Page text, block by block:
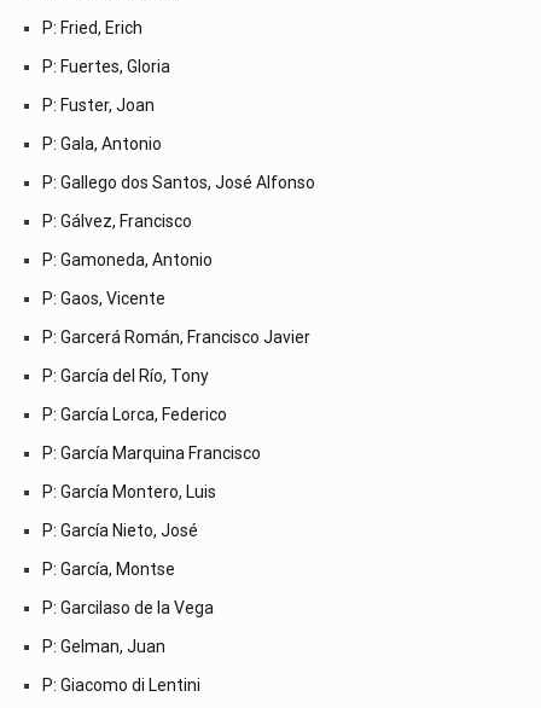
P: Fried, Erich
P: Fuertes, Gloria
P: Fuster, Joan
P: Gala, Antonio
P: Gallego dos Santos, José Alfonso
P: Gálvez, Francisco
P: Gamoneda, Antonio
P: Gaos, Vicente
P: Garcerá Román, Francisco Javier
P: García del Río, Tony
P: García Lorca, Federico
P: García Marquina Francisco
P: García Montero, Luis
P: García Nieto, José
P: García, Montse
P: Garcilaso de la Vega
P: Gelman, Juan
P: Giacomo di Lentini